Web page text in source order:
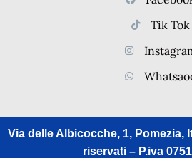
Tik Tok
Via delle Albicocche, 1, Pomezia,
riservati – P.iva